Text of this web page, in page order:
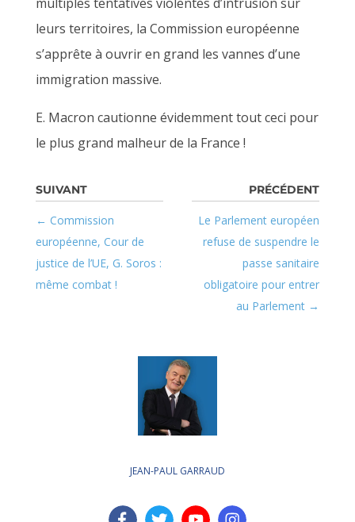
leurs territoires, la Commission européenne
s’apprête à ouvrir en grand les vannes d’une
immigration massive.
E. Macron cautionne évidemment tout ceci pour
le plus grand malheur de la France !
Le Parlement européen
refuse de suspendre le
passe sanitaire
obligatoire pour entrer
au Parlement
Commission
européenne, Cour de
justice de l’UE, G. Soros :
même combat !
JEAN-PAUL GARRAUD